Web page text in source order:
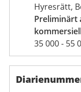
Hyresrätt,
Preliminärt
35 000 - 55